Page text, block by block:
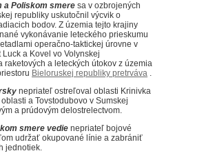
a Poliskom smere sa v ozbrojených
republiky uskutočnil výcvik o
bodov. Z územia tejto krajiny
vykonávanie leteckého prieskumu
operačno-taktickej úrovne v
a Kovel vo Volynskej
raketových a leteckých útokov z územia
Bieloruskej republiky pretrváva .
nepriateľ ostreľoval oblasti Krinivka
a Tovstodubovo v Sumskej
a prúdovým delostrelectvom.
smere vedie nepriateľ bojové
udržať okupované línie a zabrániť
jednotiek.